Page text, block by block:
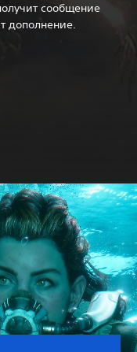
сообщение
дополнение.